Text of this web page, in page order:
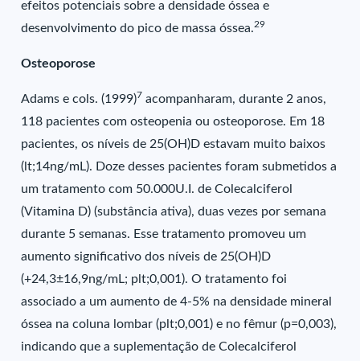
efeitos potenciais sobre a densidade óssea e
desenvolvimento do pico de massa óssea.29
Osteoporose
Adams e cols. (1999)7 acompanharam, durante 2 anos,
118 pacientes com osteopenia ou osteoporose. Em 18
pacientes, os níveis de 25(OH)D estavam muito baixos
(lt;14ng/mL). Doze desses pacientes foram submetidos a
um tratamento com 50.000U.I. de Colecalciferol
(Vitamina D) (substância ativa), duas vezes por semana
durante 5 semanas. Esse tratamento promoveu um
aumento significativo dos níveis de 25(OH)D
(+24,3±16,9ng/mL; plt;0,001). O tratamento foi
associado a um aumento de 4-5% na densidade mineral
óssea na coluna lombar (plt;0,001) e no fêmur (p=0,003),
indicando que a suplementação de Colecalciferol